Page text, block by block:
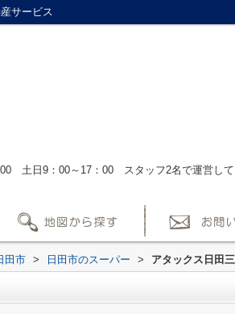
サービス
土日9：00～17：00 スタッフ2名で運営して
田市 > 日田市のスーパー > アタックス日田